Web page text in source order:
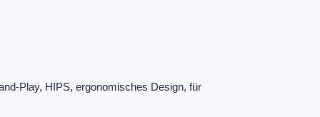
Play, HIPS, ergonomisches Design, für